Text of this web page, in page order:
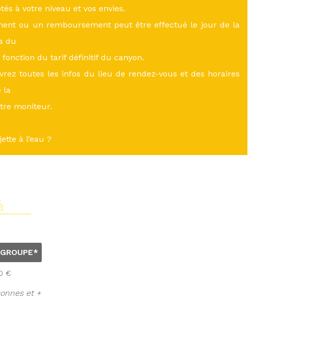
à votre niveau et vos envies.
ou un remboursement peut être effectué le jour de la
du
du tarif définitif du canyon.
toutes les infos du lieu de rendez-vous et des horaires
la
moniteur.
à l’eau ?
€
et +